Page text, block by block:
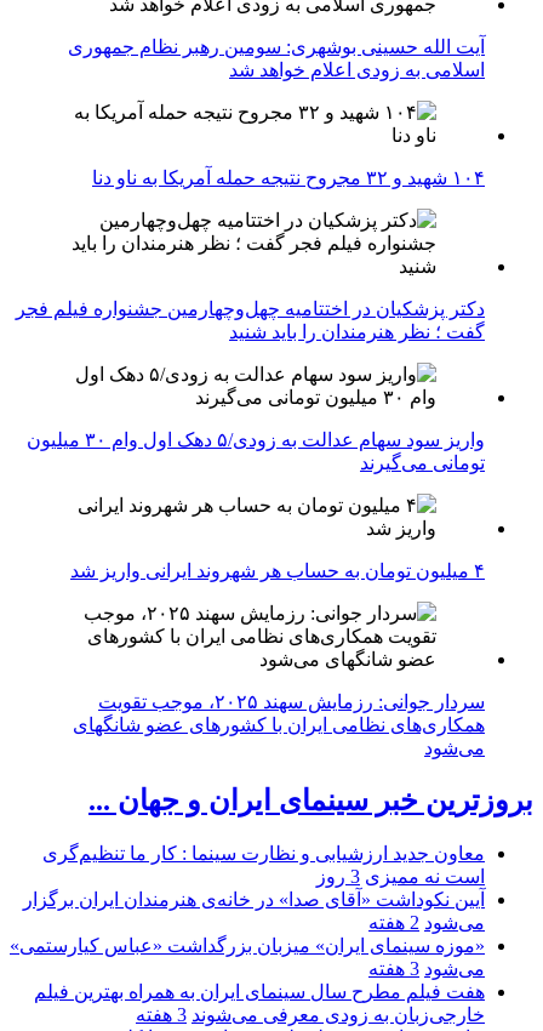
آیت الله حسینی بوشهری: سومین رهبر نظام جمهوری
اسلامی به زودی اعلام خواهد شد
۱۰۴ شهید و ۳۲ مجروح نتیجه حمله آمریکا به ناو دنا
دکتر پزشکیان در اختتامیه چهل‌وچهارمین جشنواره فیلم فجر
گفت ؛ نظر هنرمندان را باید شنید
واریز سود سهام عدالت به زودی/۵ دهک اول وام ۳۰ میلیون
تومانی می‌گیرند
۴ میلیون تومان به حساب هر شهروند ایرانی واریز شد
سردار جوانی: رزمایش سهند ۲۰۲۵، موجب تقویت
همکاری‌های نظامی ایران با کشور‌های عضو شانگهای
می‌شود
بروزترین خبر سینمای ایران و جهان ...
معاون جدید ارزشیابی و نظارت سینما : کار ما تنظیم‌گری
است نه ممیزی 3 روز
آیین نکوداشت «آقای صدا» در خانه‌ی هنرمندان ایران برگزار
می‌شود 2 هفته
«موزه سینمای ایران» میزبان بزرگداشت «عباس کیارستمی»
می‌شود 3 هفته
هفت فیلم مطرح سال سینمای ایران به همراه بهترین فیلم
خارجی‌زبان به زودی معرفی می‌شوند 3 هفته